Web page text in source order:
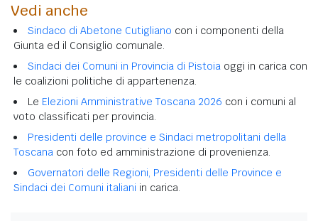
Vedi anche
Sindaco di Abetone Cutigliano con i componenti della
Giunta ed il Consiglio comunale.
Sindaci dei Comuni in Provincia di Pistoia oggi in carica con
le coalizioni politiche di appartenenza.
Le Elezioni Amministrative Toscana 2026 con i comuni al
voto classificati per provincia.
Presidenti delle province e Sindaci metropolitani della
Toscana con foto ed amministrazione di provenienza.
Governatori delle Regioni, Presidenti delle Province e
Sindaci dei Comuni italiani in carica.